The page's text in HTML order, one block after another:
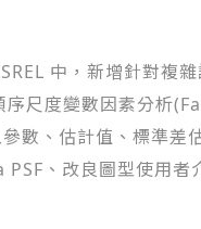
中，新增針對複
尺度變數因素分析
、估計值、標準差
、改良圖型使用者